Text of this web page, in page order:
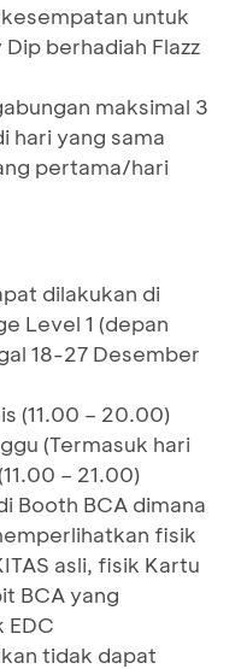
untuk
berhadiah Flazz
maksimal 3
hari yang sama
pertama/hari
dilakukan di
Level 1 (depan
18-27 Desember
(11.00 – 20.00)
(Termasuk hari
– 21.00)
Booth BCA dimana
fisik
asli, fisik Kartu
BCA yang
EDC
tidak dapat